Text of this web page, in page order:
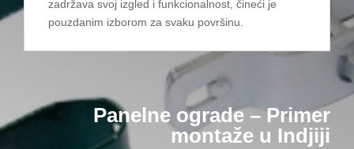
zadržava svoj izgled i funkcionalnost, čineći je
pouzdanim izborom za svaku površinu.
Panelne ograde – Primer
montaže u Indjiji